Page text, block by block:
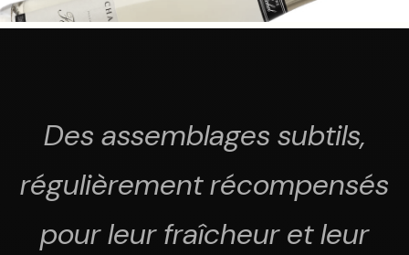
Des assemblages subtils,
régulièrement récompensés
pour leur fraîcheur et leur